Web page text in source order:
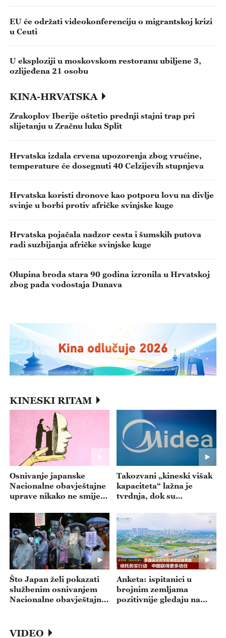
EU će održati videokonferenciju o migrantskoj krizi
u Ceuti
U eksploziji u moskovskom restoranu ubiljene 3,
ozlijeđena 21 osobu
KINA-HRVATSKA
Zrakoplov Iberije oštetio prednji stajni trap pri
slijetanju u Zračnu luku Split
Hrvatska izdala crvena upozorenja zbog vrućine,
temperature će dosegnuti 40 Celzijevih stupnjeva
Hrvatska koristi dronove kao potporu lovu na divlje
svinje u borbi protiv afričke svinjske kuge
Hrvatska pojačala nadzor cesta i šumskih putova
radi suzbijanja afričke svinjske kuge
Olupina broda stara 90 godina izronila u Hrvatskoj
zbog pada vodostaja Dunava
KINESKI RITAM
Osnivanje japanske
Nacionalne obavještajne
uprave nikako ne smije
militarizma! -- emisija
20260806
Takozvani „kineski višak
kapaciteta“ lažna je
tvrdnja, dok su
Kina stvarne -- emisija
20260805
Što Japan želi pokazati
službenim osnivanjem
Nacionalne obavještajne
Anketa: ispitanici u
brojnim zemljama
pozitivnije gledaju na
VIDEO